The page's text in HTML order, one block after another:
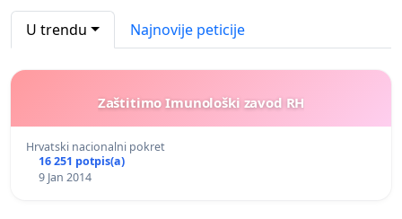
U trendu Najnovije peticije
Zaštitimo Imunološki zavod RH
Hrvatski nacionalni pokret
16 251 potpis(a)
9 Jan 2014